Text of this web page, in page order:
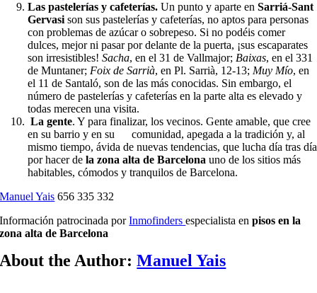
Las pastelerías y cafeterías.Un punto y aparte enSarriá-Sant
Gervasi son sus pastelerías y cafeterías, no aptos para personas
con problemas de azúcar o sobrepeso. Si no podéis comer
dulces, mejor ni pasar por delante de la puerta, ¡sus escaparates
son irresistibles!Sacha, en el 31 de Vallmajor; Baixas, en el 331
de Muntaner; Foix de Sarrià, en Pl. Sarrià, 12-13; Muy Mío, en
el 11 de Santaló, son de las más conocidas. Sin embargo, el
número de pastelerías y cafeterías en la parte alta es elevado y
todas merecen una visita.
La gente. Y para finalizar, los vecinos. Gente amable, que cree
en su barrio y en su comunidad, apegada a la tradición y, al
mismo tiempo, ávida de nuevas tendencias, que lucha día tras día
por hacer dela zona alta de Barcelona uno de los sitios más
habitables, cómodos y tranquilos de Barcelona.
Manuel Yais 656 335 332
Información patrocinada porInmofindersespecialista en pisos en la
zona alta de Barcelona
About the Author:Manuel Yais